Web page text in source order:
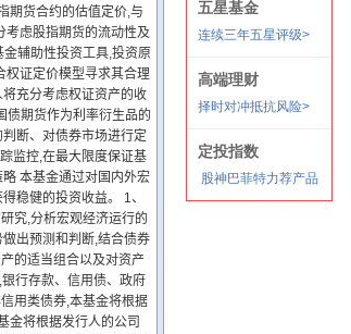
期货合约的估值定价,与
考虑股指期货的流动性及
辅助性投资工具,投资原
权证定价模型寻求其合理
充分考虑权证资产的收
债期货作为利率衍生品的
断、对债券市场进行定
监控,在最大限度保证基
本基金通过对国内外宏
稳健的投资收益。 1、
究,分析宏观经济运行的
出预测和判断,结合债券
的适当组合以及对资产
行存款、信用债、政府
用类债券,本基金将根据
金将根据发行人的公司